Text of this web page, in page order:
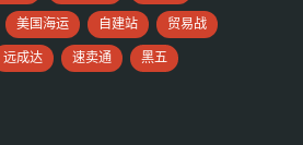
美国海运 自建站 贸易战
远成达 速卖通 黑五